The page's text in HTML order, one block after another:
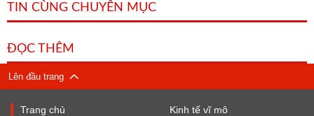
TIN CÙNG CHUYÊN MỤC
ĐỌC THÊM
Lên đầu trang
Trang chủ Kinh tế vĩ mô